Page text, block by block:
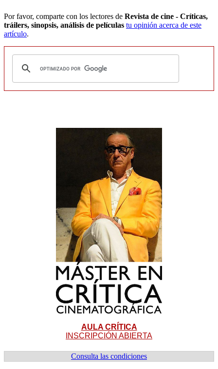
Por favor, comparte con los lectores de Revista de cine - Críticas,
tráilers, sinopsis, análisis de películas tu opinión acerca de este
artículo.
AULA CRÍTICA
INSCRIPCIÓN ABIERTA
Consulta las condiciones